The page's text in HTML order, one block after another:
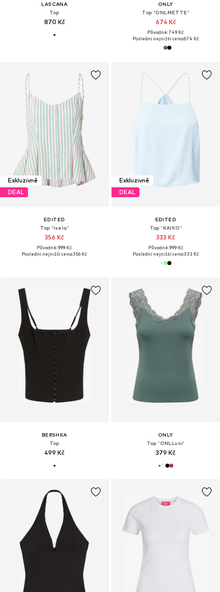
LASCANA
Top
870 Kč
ONLY
Top 'ONLMETTE'
674 Kč
Původně: 749 Kč
Poslední nejnižší cena:674 Kč
Exkluzivně
DEAL
EDITED
Top 'Isela'
356 Kč
Původně: 999 Kč
Poslední nejnižší cena:356 Kč
Exkluzivně
DEAL
EDITED
Top 'KAIKO'
333 Kč
Původně: 999 Kč
Poslední nejnižší cena:333 Kč
BERSHKA
Top
499 Kč
ONLY
Top 'ONLLuni'
379 Kč